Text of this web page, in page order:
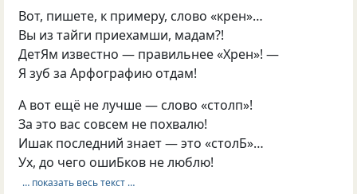
Вот, пишете, к примеру, слово «крен»…
Вы из тайги приехамши, мадам?!
ДетЯм известно — правильнее «Хрен»! —
Я зуб за Арфографию отдам!
А вот ещё не лучше — слово «столп»!
За это вас совсем не похвалю!
Ишак последний знает — это «столБ»…
Ух, до чего ошиБков не люблю!
… показать весь текст …